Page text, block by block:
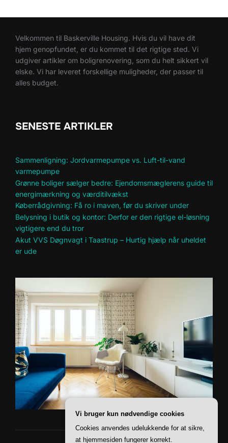
Velkommen til Baskerville Housing. Hvis du vil have dit
hjem genopfundet, er du kommet til det rigtige sted. Vi
udgiver artikler om boligrenovering, som du helt sikkert vil
elske. Vi har leveret forskellige muligheder, der passer til
alles budget.
SENESTE ARTIKLER
Sammenligning: Jordvarmepumpe vs. Luft-til-vand
varmepumpe
Grønne boliger sælger bedre: Ejendomsmæglerens guide til
energimærkning og værditilvækst
Køberrådgivning: Få ro i maven, før du skriver under
Belysning i butik og kontor: Derfor er den rigtige el-løsning
vigtigere end du tror
Akut VVS Døgnvagt i Taastrup – Hurtig hjælp når uheldet
er ude
Vi bruger kun nødvendige cookies
Cookies anvendes udelukkende for at sikre,
at hjemmesiden fungerer korrekt.